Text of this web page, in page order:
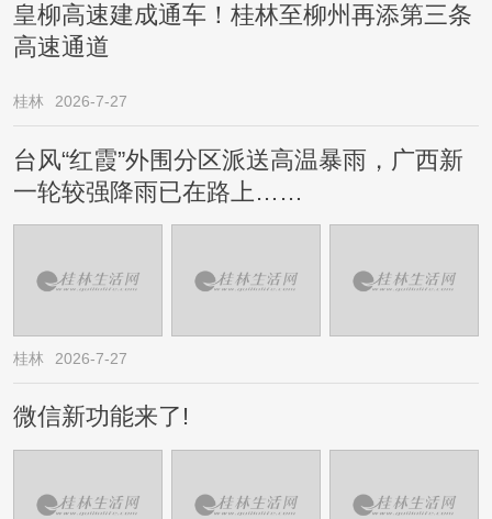
皇柳高速建成通车！桂林至柳州再添第三条
高速通道
桂林 2026-7-27
台风“红霞”外围分区派送高温暴雨，广西新
一轮较强降雨已在路上……
桂林 2026-7-27
微信新功能来了!